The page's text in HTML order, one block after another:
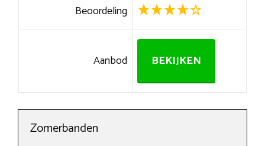
Beoordeling
Aanbod BEKIJKEN
Zomerbanden